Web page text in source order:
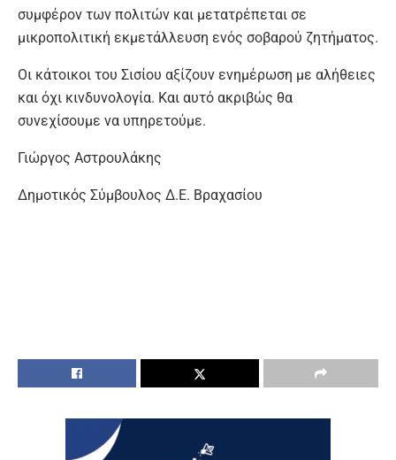
συμφέρον των πολιτών και μετατρέπεται σε
μικροπολιτική εκμετάλλευση ενός σοβαρού ζητήματος.
Οι κάτοικοι του Σισίου αξίζουν ενημέρωση με αλήθειες
και όχι κινδυνολογία. Και αυτό ακριβώς θα
συνεχίσουμε να υπηρετούμε.
Γιώργος Αστρουλάκης
Δημοτικός Σύμβουλος Δ.Ε. Βραχασίου